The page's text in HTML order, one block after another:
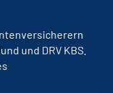
und DRV KBS.